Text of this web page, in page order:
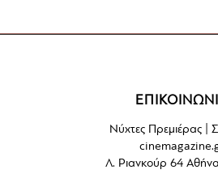
Νύχτες Πρεμιέρας |
Λ. Ριανκούρ 64